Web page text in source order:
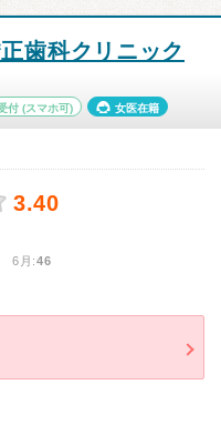
歯科クリニック
付 (スマホ可) 女医在籍
3.40
月:46